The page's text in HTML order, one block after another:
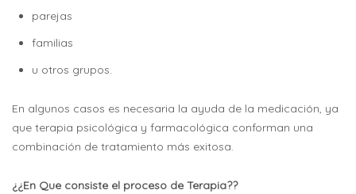
parejas
familias
u otros grupos.
En algunos casos es necesaria la ayuda de la medicación, ya
que terapia psicológica y farmacológica conforman una
combinación de tratamiento más exitosa.
¿¿En Que consiste el proceso de Terapia??